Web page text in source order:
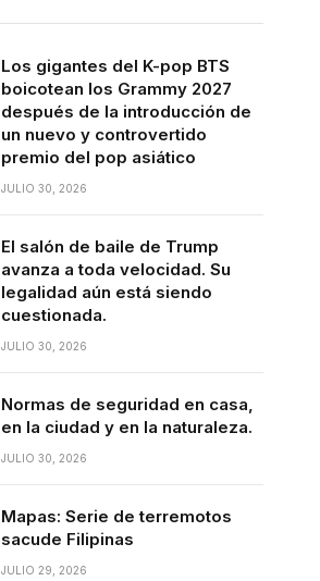
Los gigantes del K-pop BTS
boicotean los Grammy 2027
después de la introducción de
un nuevo y controvertido
premio del pop asiático
JULIO 30, 2026
El salón de baile de Trump
avanza a toda velocidad. Su
legalidad aún está siendo
cuestionada.
JULIO 30, 2026
Normas de seguridad en casa,
en la ciudad y en la naturaleza.
JULIO 30, 2026
Mapas: Serie de terremotos
sacude Filipinas
JULIO 29, 2026